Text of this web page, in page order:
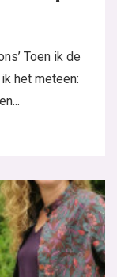
Toen ik de
het meteen: